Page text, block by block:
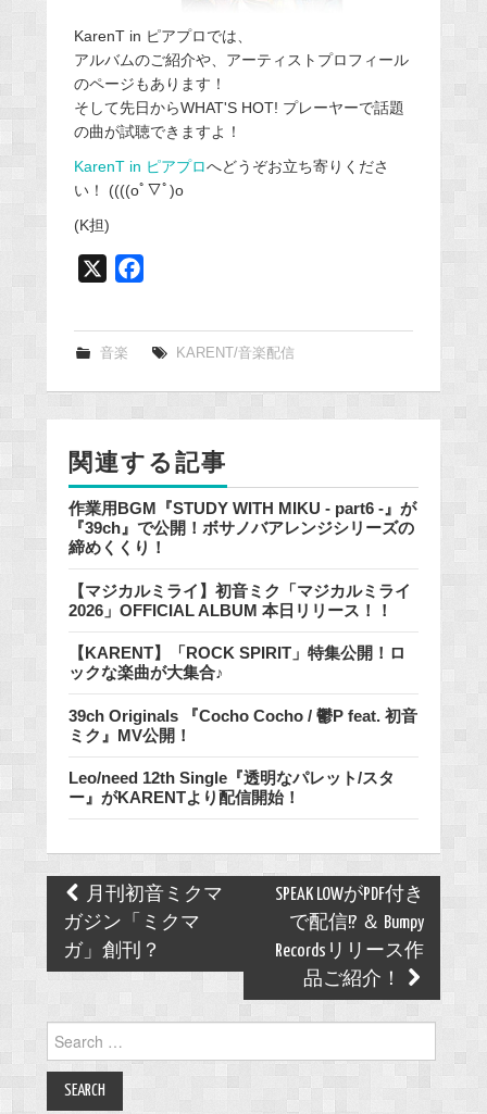
KarenT in ピアプロでは、
アルバムのご紹介や、アーティストプロフィール
のページもあります！
そして先日からWHAT'S HOT! プレーヤーで話題
の曲が試聴できますよ！
KarenT in ピアプロへどうぞお立ち寄りくださ
い！ ((((oﾟ▽ﾟ)o
(K担)
e
o
k
音楽 KARENT/音楽配信
関連する記事
作業用BGM『STUDY WITH MIKU - part6 -』が
『39ch』で公開！ボサノバアレンジシリーズの
締めくくり！
【マジカルミライ】初音ミク「マジカルミライ
2026」OFFICIAL ALBUM 本日リリース！！
【KARENT】「ROCK SPIRIT」特集公開！ロ
ックな楽曲が大集合♪
39ch Originals 『Cocho Cocho / 鬱P feat. 初音
ミク』MV公開！
Leo/need 12th Single『透明なパレット/スタ
ー』がKARENTより配信開始！
Post
navigation
月刊初音ミクマ
ガジン「ミクマ
ガ」創刊？
SPEAK LOWがPDF付き
で配信!? ＆ Bumpy
Recordsリリース作
品ご紹介！
for: